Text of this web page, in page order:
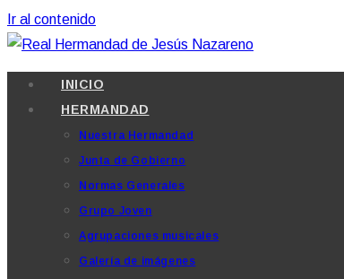
Ir al contenido
INICIO
HERMANDAD
Nuestra Hermandad
Junta de Gobierno
Normas Generales
Grupo Joven
Agrupaciones musicales
Galería de imágenes